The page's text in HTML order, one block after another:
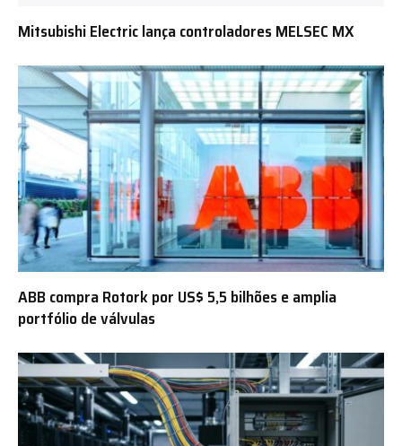
Mitsubishi Electric lança controladores MELSEC MX
ABB compra Rotork por US$ 5,5 bilhões e amplia
portfólio de válvulas